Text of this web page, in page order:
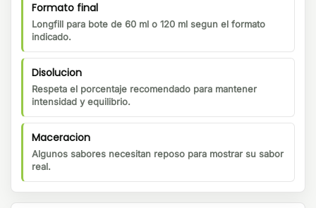
Formato final
Longfill para bote de 60 ml o 120 ml segun el formato
indicado.
Disolucion
Respeta el porcentaje recomendado para mantener
intensidad y equilibrio.
Maceracion
Algunos sabores necesitan reposo para mostrar su sabor
real.